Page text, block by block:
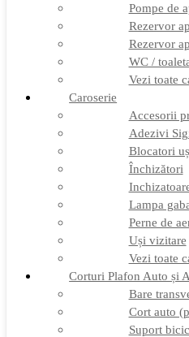
Antene satelit si
Antene LTE
Antene satelit
SAT finder
Smart TV 12V
Suport TV
Vezi toate
Accesorii
Adezivi
Blocatori uși
Închizători
Inchizatoare /
Lampa
Perne de aer
Uși vizitare
Vezi toate
Corturi Plafon Auto
Bare
Cort auto (pe
Suport
Vezi toate
Pompe de
Rezervor
Rezervor
WC /
Vezi toate
Caroserie
Accesorii
Adezivi
Blocatori
Închizători
Lampa
Perne de
Uși vizitare
Vezi toate
Corturi Plafon Auto și
Bare
Cort auto
Suport